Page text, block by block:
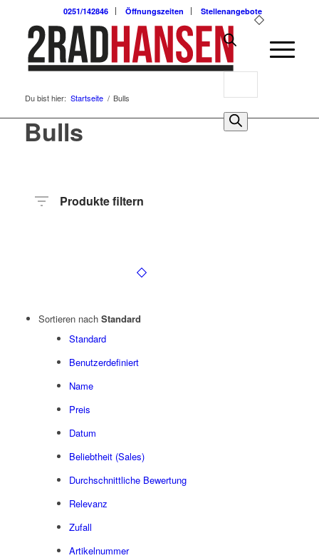
0251/142846 Öffnungszeiten Stellenangebote
0
Du bist hier: Startseite / Bulls
Bulls
Produkte filtern
Sortieren nach Standard
Standard
Benutzerdefiniert
Name
Preis
Datum
Beliebtheit (Sales)
Durchschnittliche Bewertung
Relevanz
Zufall
Artikelnummer